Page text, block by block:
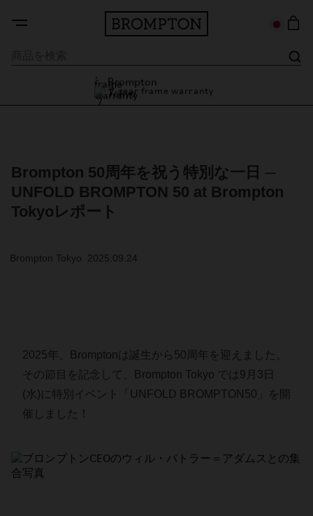
7 year frame warranty
Brompton 50周年を祝う特別な一日 ─
UNFOLD BROMPTON 50 at Brompton
Tokyoレポート
Brompton Tokyo 2025.09.24
2025年、Bromptonは誕生から50周年を迎えました。
その節目を記念して、Brompton Tokyo では9月3日
(水)に特別イベント「UNFOLD BROMPTON50」を開
催しました！